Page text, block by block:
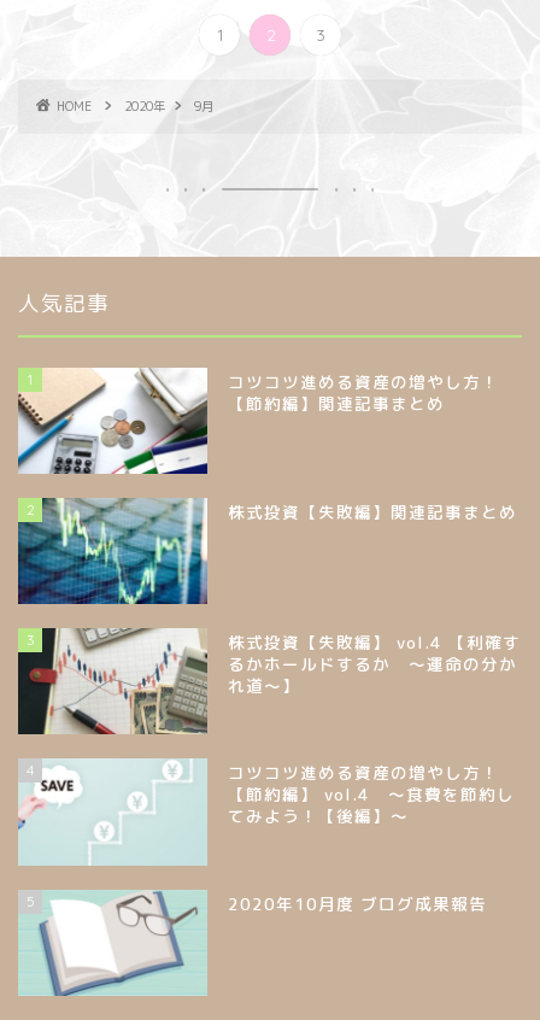
1 2 3
HOME 2020年 9月
人気記事
1
コツコツ進める資産の増やし方！
【節約編】関連記事まとめ
2 株式投資【失敗編】関連記事まとめ
3
株式投資【失敗編】 vol.4 【利確す
るかホールドするか ～運命の分か
れ道～】
4
コツコツ進める資産の増やし方！
【節約編】 vol.4 ～食費を節約し
てみよう！【後編】～
5 2020年10月度 ブログ成果報告